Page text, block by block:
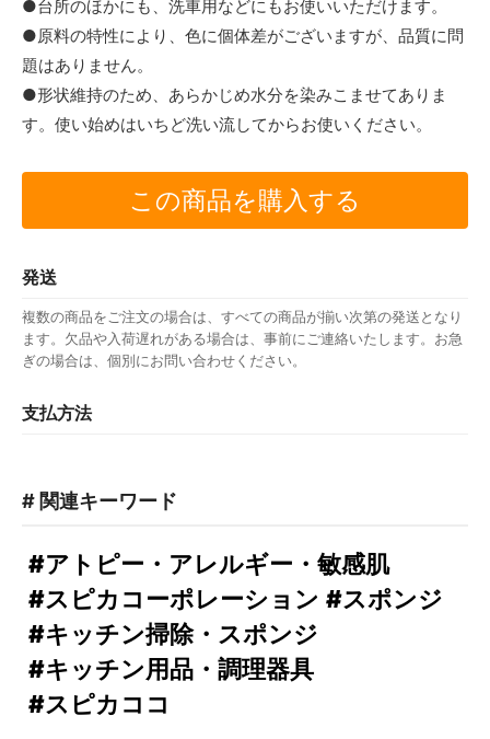
●台所のほかにも、洗車用などにもお使いいただけます。
●原料の特性により、色に個体差がございますが、品質に問
題はありません。
●形状維持のため、あらかじめ水分を染みこませてありま
す。使い始めはいちど洗い流してからお使いください。
この商品を購入する
発送
複数の商品をご注文の場合は、すべての商品が揃い次第の発送となり
ます。欠品や入荷遅れがある場合は、事前にご連絡いたします。お急
ぎの場合は、個別にお問い合わせください。
支払方法
# 関連キーワード
#キッチン用品・調理器具
#キッチン掃除・スポンジ
#スピカコーポレーション
#スピカココ
#アトピー・アレルギー・敏感肌
#スポンジ